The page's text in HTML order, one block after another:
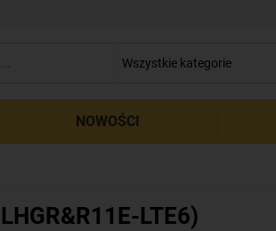
NOWOŚCI
LTE6)